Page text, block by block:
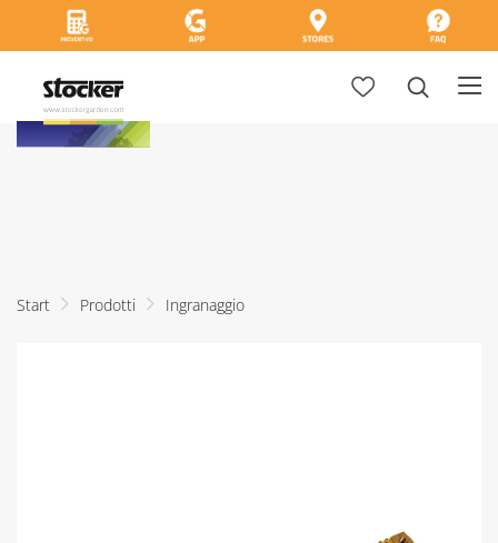
Start Prodotti Ingranaggio